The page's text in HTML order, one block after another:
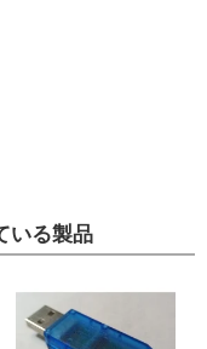
いる製品